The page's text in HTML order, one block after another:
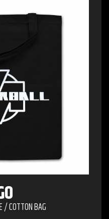
/ COTTON BAG